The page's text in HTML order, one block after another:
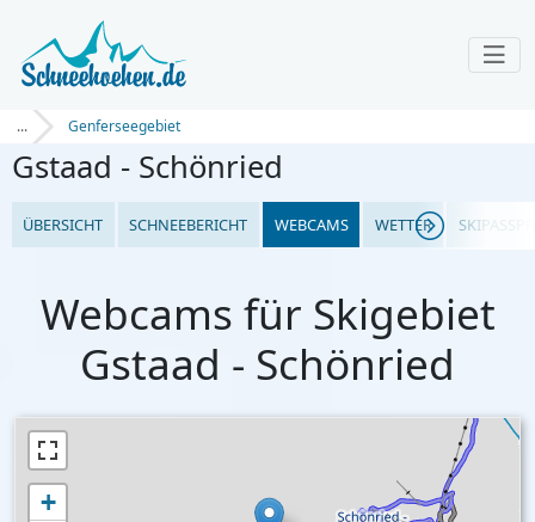
... Genferseegebiet
Gstaad - Schönried
ÜBERSICHT SCHNEEBERICHT WEBCAMS WETTER
Webcams für Skigebiet
Gstaad - Schönried
+